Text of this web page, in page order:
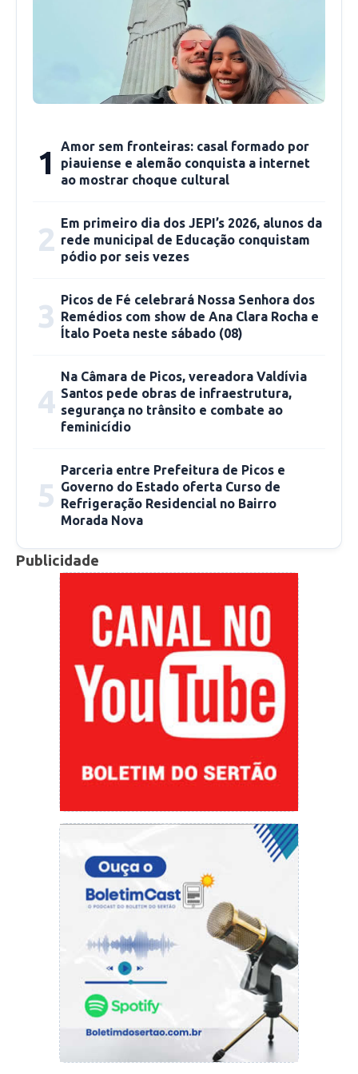
institucional, que demonstra, de forma
concreta, que o Piauí é guiado por princípios e
pela harmonia entre os poderes”, declarou.
Estado do dia 6 de janeiro e se estendem de 8 a
19 de janeiro.
1
Amor sem fronteiras: casal formado por
piauiense e alemão conquista a internet
ao mostrar choque cultural
2 Em primeiro dia dos JEPI’s 2026, alunos da
rede municipal de Educação conquistam
pódio por seis vezes
3 Picos de Fé celebrará Nossa Senhora dos
Remédios com show de Ana Clara Rocha e
Ítalo Poeta neste sábado (08)
4
Na Câmara de Picos, vereadora Valdívia
Santos pede obras de infraestrutura,
segurança no trânsito e combate ao
feminicídio
5
Parceria entre Prefeitura de Picos e
Governo do Estado oferta Curso de
Refrigeração Residencial no Bairro
Morada Nova
Publicidade